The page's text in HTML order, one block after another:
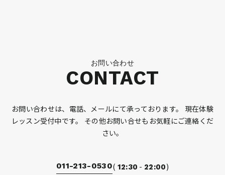
お問い合わせ
CONTACT
お問い合わせは、電話、メールにて承っております。
現在体験
レッスン受付中です。
その他お問い合せもお気軽にご連絡くだ
さい。
011-213-0530( 12:30 - 22:00)